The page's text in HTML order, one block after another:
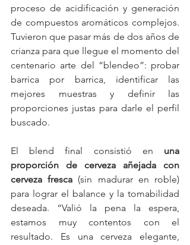
proceso de acidificación y generación
de compuestos aromáticos complejos.
Tuvieron que pasar más de dos años de
crianza para que llegue el momento del
centenario arte del “blendeo”: probar
barrica por barrica, identificar las
mejores muestras y definir las
proporciones justas para darle el perfil
buscado.
El blend final consistió en una
proporción de cerveza añejada con
cerveza fresca (sin madurar en roble)
para lograr el balance y la tomabilidad
deseada. “Valió la pena la espera,
estamos muy contentos con el
resultado. Es una cerveza elegante,